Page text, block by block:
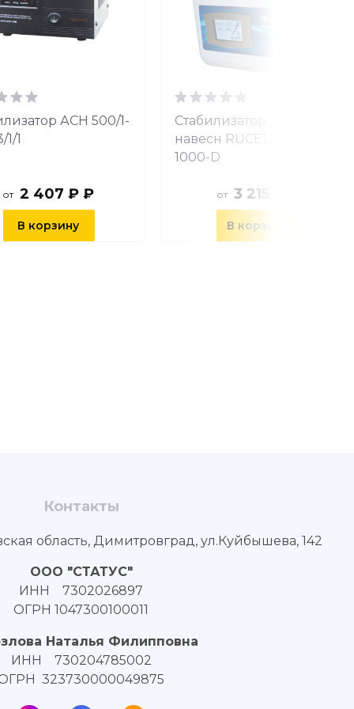
АСН 500/1-
1
от 2 407 ₽ ₽
В корзину
Стабилизатор напр
навесн RUCELF SDW-
1000-D
от 3 215 ₽ ₽
В корзину
Контакты
область, Димитровград, ул.Куйбышева, 142
ООО "СТАТУС"
ИНН 7302026897
ОГРН 1047300100011
Наталья Филипповна
ИНН 730204785002
323730000049875